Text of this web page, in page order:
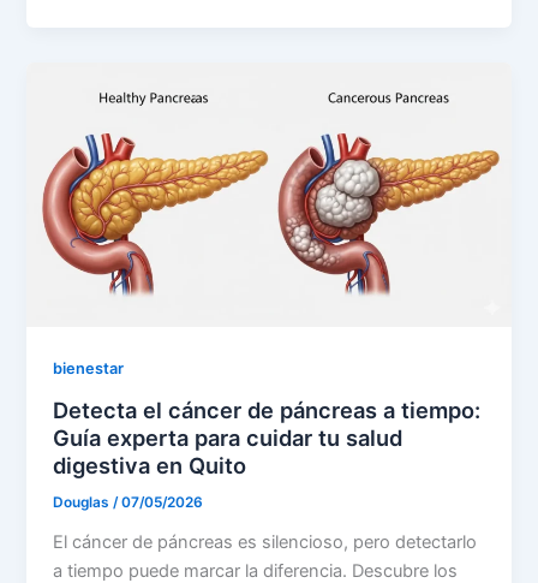
bienestar
Detecta el cáncer de páncreas a tiempo:
Guía experta para cuidar tu salud
digestiva en Quito
Douglas /07/05/2026
El cáncer de páncreas es silencioso, pero detectarlo
a tiempo puede marcar la diferencia. Descubre los